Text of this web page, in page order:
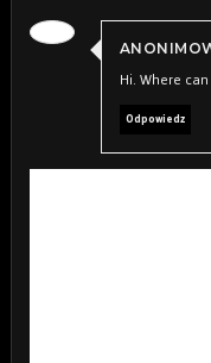
Hi. Where
Odpowiedz